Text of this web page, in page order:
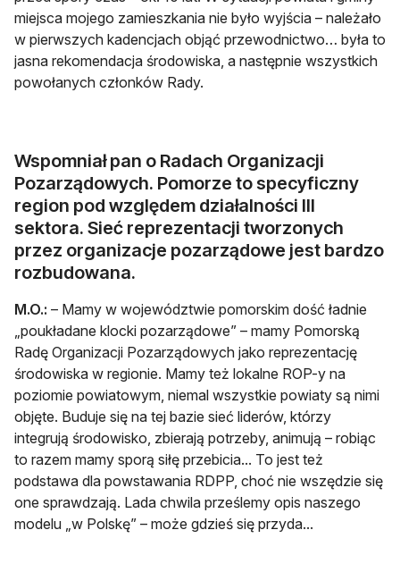
miejsca mojego zamieszkania nie było wyjścia – należało
w pierwszych kadencjach objąć przewodnictwo… była to
jasna rekomendacja środowiska, a następnie wszystkich
powołanych członków Rady.
Wspomniał pan o Radach Organizacji
Pozarządowych. Pomorze to specyficzny
region pod względem działalności III
sektora. Sieć reprezentacji tworzonych
przez organizacje pozarządowe jest bardzo
rozbudowana.
M.O.: – Mamy w województwie pomorskim dość ładnie
„poukładane klocki pozarządowe” – mamy Pomorską
Radę Organizacji Pozarządowych jako reprezentację
środowiska w regionie. Mamy też lokalne ROP-y na
poziomie powiatowym, niemal wszystkie powiaty są nimi
objęte. Buduje się na tej bazie sieć liderów, którzy
integrują środowisko, zbierają potrzeby, animują – robiąc
to razem mamy sporą siłę przebicia... To jest też
podstawa dla powstawania RDPP, choć nie wszędzie się
one sprawdzają. Lada chwila prześlemy opis naszego
modelu „w Polskę” – może gdzieś się przyda...